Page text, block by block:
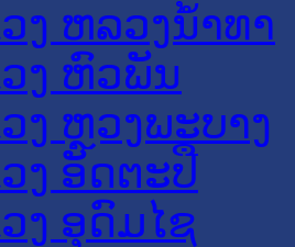
ງ ຫລວງນໍ້າທາ
ງ ຫົວພັນ
ງ ຫຼວງພະບາງ
ງ ອັດຕະປື
ງ ອຸດົມໄຊ